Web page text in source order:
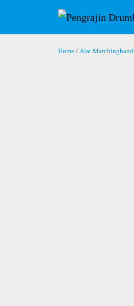
Home / Alat Marchingband